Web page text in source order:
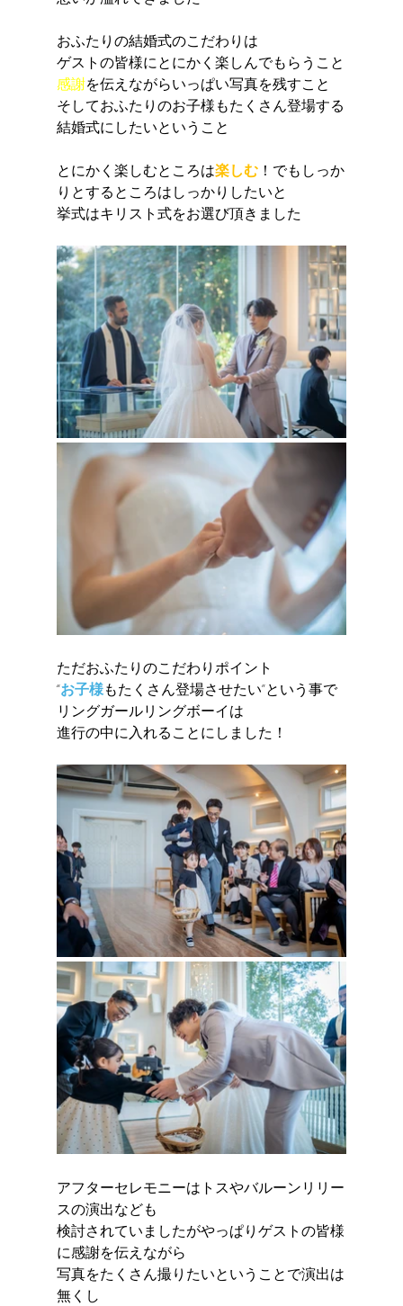
おふたりの結婚式のこだわりは
ゲストの皆様にとにかく楽しんでもらうこと
感謝を伝えながらいっぱい写真を残すこと
そしておふたりのお子様もたくさん登場する
結婚式にしたいということ
とにかく楽しむところは楽しむ！でもしっか
りとするところはしっかりしたいと
挙式はキリスト式をお選び頂きました
ただおふたりのこだわりポイント
“お子様もたくさん登場させたい”という事で
リングガールリングボーイは
進行の中に入れることにしました！
アフターセレモニーはトスやバルーンリリー
スの演出なども
検討されていましたがやっぱりゲストの皆様
に感謝を伝えながら
写真をたくさん撮りたいということで演出は
無くし